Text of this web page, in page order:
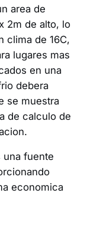
area de
2m de alto, lo
clima de 16C,
lugares mas
en una
debera
se muestra
de calculo de
una fuente
economica